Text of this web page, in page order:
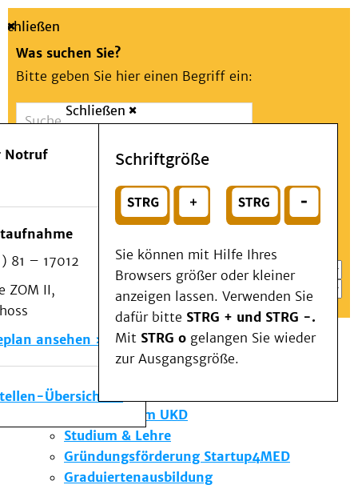
Suche
Schließen
Was suchen Sie?
Bitte geben Sie hier einen Begriff ein:
Suchen
oder
Wählen Sie ein Thema für Ihren Schnelleinstieg
Notfall
Schließen
Notruf
81 – 17012
ZOM II,
ansehen
Übersicht
Schriftgröße
Sie können mit Hilfe Ihres
Browsers größer oder kleiner
anzeigen lassen. Verwenden Sie
dafür bitte STRG + und STRG -.
Mit STRG o gelangen Sie wieder
zur Ausgangsgröße.
Menü
Patienten & Besucher
Kliniken/Institute/Zentren
Als Patient am UKD
Beratung und Unterstützung
Veranstaltungen
Kommunikation im Medizinwesen (KIM)
Notfall
Forschung & Lehre
Die Institute des UKD
Forschung am UKD
Studium & Lehre
Gründungsförderung Startup4MED
Graduiertenausbildung